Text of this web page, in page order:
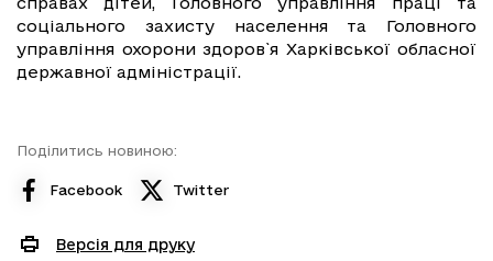
соціального захисту населення та Головного
управління охорони здоров`я Харківської обласної
державної адміністрації.
Поділитись новиною:
Facebook Twitter
Версія для друку